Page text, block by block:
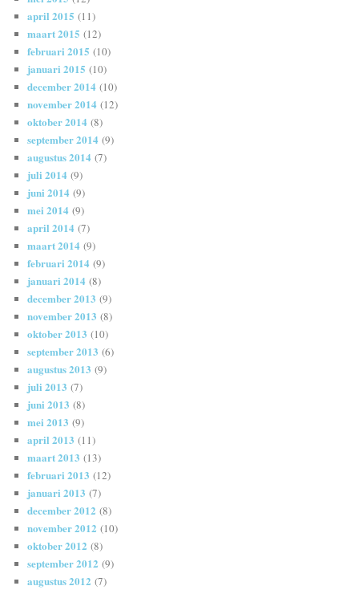
april 2015 (11)
maart 2015 (12)
februari 2015 (10)
januari 2015 (10)
december 2014 (10)
november 2014 (12)
oktober 2014 (8)
september 2014 (9)
augustus 2014 (7)
juli 2014 (9)
juni 2014 (9)
mei 2014 (9)
april 2014 (7)
maart 2014 (9)
februari 2014 (9)
januari 2014 (8)
december 2013 (9)
november 2013 (8)
oktober 2013 (10)
september 2013 (6)
augustus 2013 (9)
juli 2013 (7)
juni 2013 (8)
mei 2013 (9)
april 2013 (11)
maart 2013 (13)
februari 2013 (12)
januari 2013 (7)
december 2012 (8)
november 2012 (10)
oktober 2012 (8)
september 2012 (9)
augustus 2012 (7)